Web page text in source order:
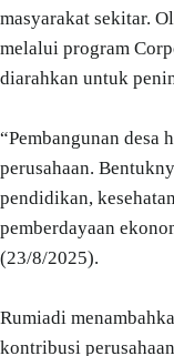
masyarakat sekitar.
melalui program
diarahkan untuk
“Pembangunan desa
perusahaan.
pendidikan,
pemberdayaan
(23/8/2025).
Rumiadi
kontribusi